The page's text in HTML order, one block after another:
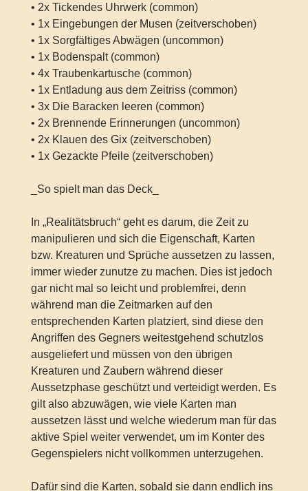
• 2x Tickendes Uhrwerk (common)
• 1x Eingebungen der Musen (zeitverschoben)
• 1x Sorgfältiges Abwägen (uncommon)
• 1x Bodenspalt (common)
• 4x Traubenkartusche (common)
• 1x Entladung aus dem Zeitriss (common)
• 3x Die Baracken leeren (common)
• 2x Brennende Erinnerungen (uncommon)
• 2x Klauen des Gix (zeitverschoben)
• 1x Gezackte Pfeile (zeitverschoben)
_So spielt man das Deck_
In „Realitätsbruch“ geht es darum, die Zeit zu
manipulieren und sich die Eigenschaft, Karten
bzw. Kreaturen und Sprüche aussetzen zu lassen,
immer wieder zunutze zu machen. Dies ist jedoch
gar nicht mal so leicht und problemfrei, denn
während man die Zeitmarken auf den
entsprechenden Karten platziert, sind diese den
Angriffen des Gegners weitestgehend schutzlos
ausgeliefert und müssen von den übrigen
Kreaturen und Zaubern während dieser
Aussetzphase geschützt und verteidigt werden. Es
gilt also abzuwägen, wie viele Karten man
aussetzen lässt und welche wiederum man für das
aktive Spiel weiter verwendet, um im Konter des
Gegenspielers nicht vollkommen unterzugehen.
Dafür sind die Karten, sobald sie dann endlich ins